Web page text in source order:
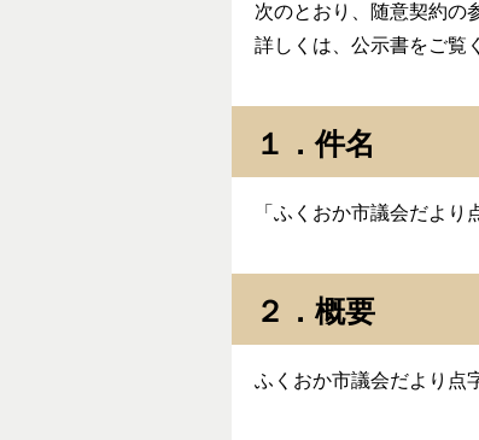
次のとおり、随意契約の
詳しくは、公示書をご覧
１．件名
「ふくおか市議会だより
２．概要
ふくおか市議会だより点